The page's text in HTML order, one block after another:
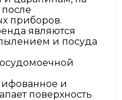
приборов.
являются
и посуда
и
поверхность